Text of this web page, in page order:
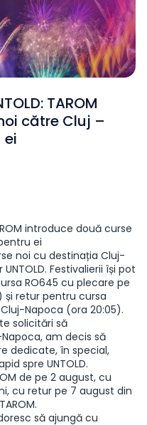
TAROM
către Cluj –
ei
introduce două curse
ei
noi cu destinația Cluj-
Festivalierii își pot
RO645 cu plecare pe
și retur pentru cursa
Napoca (ora 20:05).
solicitări să
am decis să
dedicate, în special,
spre UNTOLD.
de pe 2 august, cu
cu retur pe 7 august din
să ajungă cu